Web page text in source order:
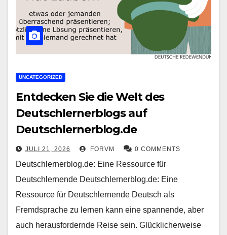
UNCATEGORIZED
Entdecken Sie die Welt des
Deutschlernerblogs auf
Deutschlernerblog.de
JULI 21, 2026 FORVM 0 COMMENTS
Deutschlernerblog.de: Eine Ressource für
Deutschlernende Deutschlernerblog.de: Eine
Ressource für Deutschlernende Deutsch als
Fremdsprache zu lernen kann eine spannende, aber
auch herausfordernde Reise sein. Glücklicherweise